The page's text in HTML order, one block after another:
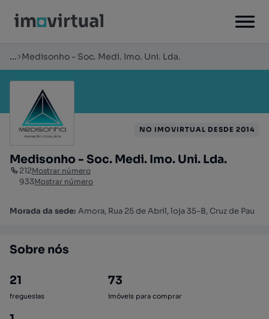
... Medisonho - Soc. Medi. Imo. Uni. Lda.
Medisonho - Soc. Medi. Imo. Uni. Lda.
212Mostrar número
933Mostrar número
Morada da sede: Amora, Rua 25 de Abril, loja 35-B, Cruz de Pau
NO IMOVIRTUAL DESDE 2014
Sobre nós
21
freguesias
73
imóveis para comprar